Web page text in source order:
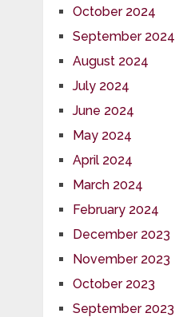
October 2024
September 2024
August 2024
July 2024
June 2024
May 2024
April 2024
March 2024
February 2024
December 2023
November 2023
October 2023
September 2023